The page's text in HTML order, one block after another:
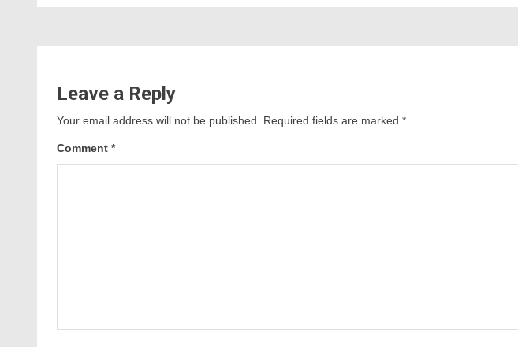
Leave a Reply
Your email address will not be published. Required fields are marked *
Comment *